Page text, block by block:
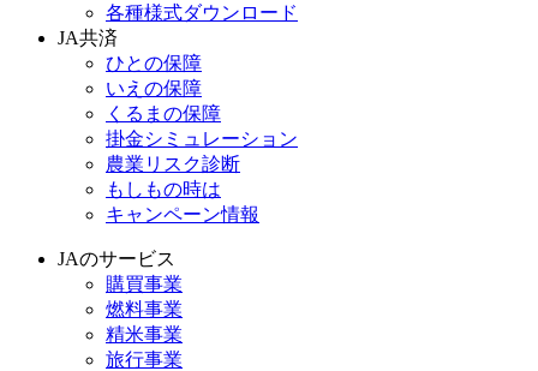
各種様式ダウンロード
JA共済
ひとの保障
いえの保障
くるまの保障
掛金シミュレーション
農業リスク診断
もしもの時は
キャンペーン情報
JAのサービス
購買事業
燃料事業
精米事業
旅行事業